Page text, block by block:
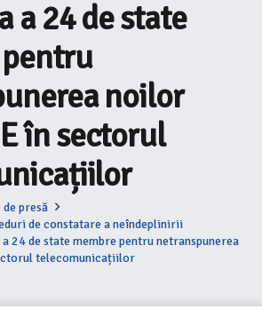
a 24 de state
noilor
în sectorul
presă
de constatare a neîndeplinirii
24 de state membre pentru netranspunerea
telecomunicațiilor